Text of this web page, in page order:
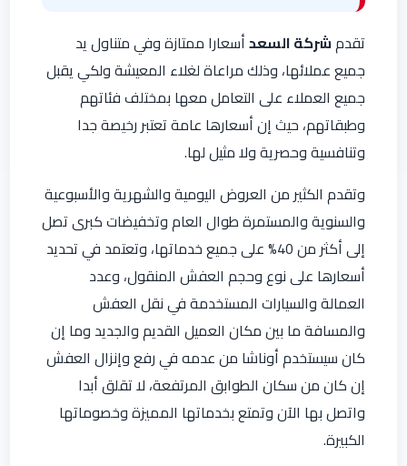
تقدمشركة السعدأسعارا ممتازة وفي متناول يد
جميع عملائها، وذلك مراعاة لغلاء المعيشة ولكي يقبل
جميع العملاء على التعامل معها بمختلف فئاتهم
وطبقاتهم، حيث إن أسعارها عامة تعتبر رخيصة جدا
وتنافسية وحصرية ولا مثيل لها.
وتقدم الكثير من العروض اليومية والشهرية والأسبوعية
والسنوية والمستمرة طوال العام وتخفيضات كبرى تصل
إلى أكثر من 40% على جميع خدماتها، وتعتمد في تحديد
أسعارها على نوع وحجم العفش المنقول، وعدد
العمالة والسيارات المستخدمة في نقل العفش
والمسافة ما بين مكان العميل القديم والجديد وما إن
كان سيستخدم أوناشا من عدمه في رفع وإنزال العفش
إن كان من سكان الطوابق المرتفعة، لا تقلق أبدا
واتصل بها الآن وتمتع بخدماتها المميزة وخصوماتها
الكبيرة.